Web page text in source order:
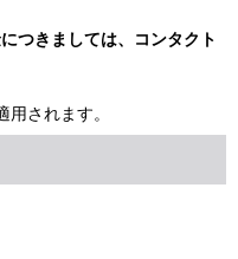
つきましては、コンタクト
されます。